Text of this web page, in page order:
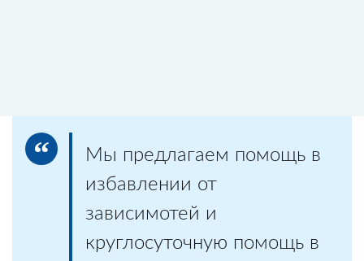
Мы предлагаем помощь в
избавлении от
зависимотей и
круглосуточную помощь в